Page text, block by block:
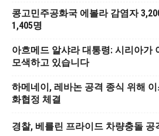
콩고민주공화국 에볼라 감염자
1,405명
아흐메드 알샤라 대통령: 시리아가
모색하고 있습니다
하메네이, 레바논 공격 종식 위해
화협정 체결
경찰, 베를린 프라이드 차량충돌 공